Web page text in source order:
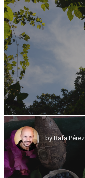
byRafa Pérez